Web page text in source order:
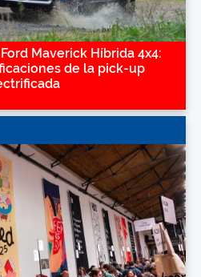
Maverick Híbrida 4x4:
de la pick-up